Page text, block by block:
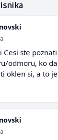
ste
odmoru, ko
oklen si, a to